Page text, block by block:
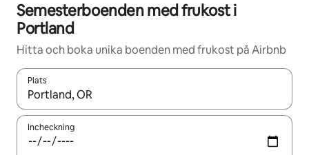
Semesterboenden med frukost i
Portland
Hitta och boka unika boenden med frukost på Airbnb
Plats
När resultaten är tillgängliga kan du navigera med upp- och
Incheckning